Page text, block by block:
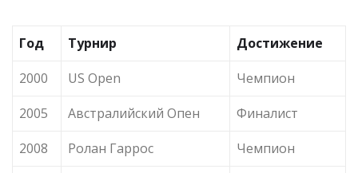
Год Турнир
Достижение
2000
US Open
Чемпион
2005
Австралийский Опен
Финалист
2008
Ролан Гаррос
Чемпион